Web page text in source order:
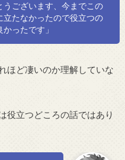
うございます、今までこの
立たなかったので役立つの
ったです」
ほど凄いのか理解していな
役立つどころの話ではあり